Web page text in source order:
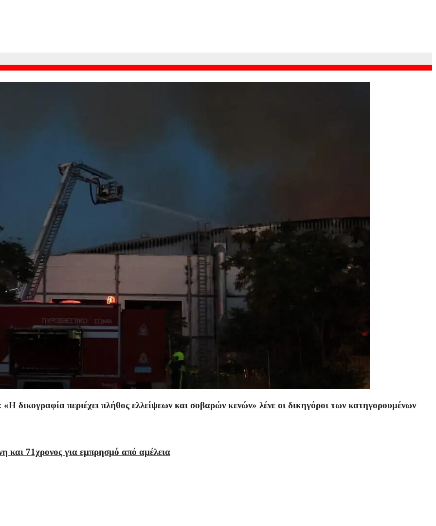
δικογραφία περιέχει πλήθος ελλείψεων και σοβαρών κενών» λένε οι δικηγόροι των κατηγορουμένων
71χρονος για εμπρησμό από αμέλεια